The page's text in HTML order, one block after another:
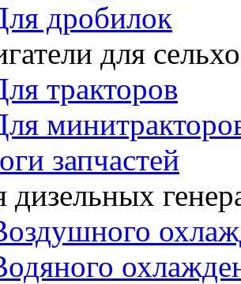
дробилок
для
тракторов
запчастей
дизельных